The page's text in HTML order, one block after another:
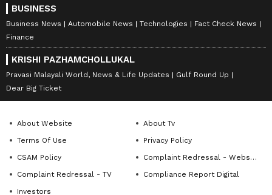
BUSINESS
Business News Automobile News Technologies
Fact Check News
Finance
KRISHI PAZHAMCHOLLUKAL
Pravasi Malayali World, News & Life Updates
Gulf Round Up
Dear Big Ticket
About Website
About Tv
Terms Of Use
Privacy Policy
CSAM Policy
Complaint Redressal - Website
Complaint Redressal - TV
Compliance Report Digital
Investors